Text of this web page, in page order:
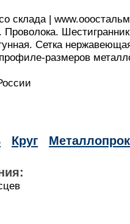
склада |
Проволока.
Сетка
размеров
Круг